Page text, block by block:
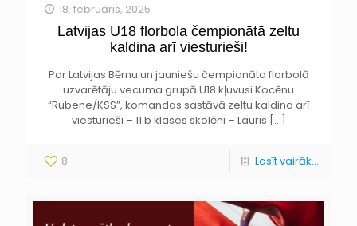
18. februāris, 2025
Latvijas U18 florbola čempionātā zeltu
kaldina arī viesturieši!
Par Latvijas Bērnu un jauniešu čempionāta florbolā
uzvarētāju vecuma grupā U18 kļuvusi Kocēnu
“Rubene/KSS”, komandas sastāvā zeltu kaldina arī
viesturieši – 11.b klases skolēni – Lauris […]
8 Lasīt vairāk...